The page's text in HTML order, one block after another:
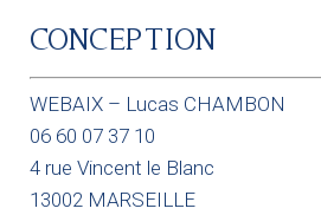
CONCEPTION
WEBAIX – Lucas CHAMBON
06 60 07 37 10
4 rue Vincent le Blanc
13002 MARSEILLE